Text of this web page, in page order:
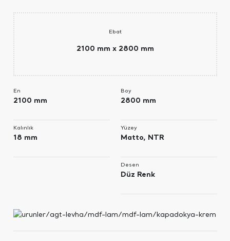
Ebat
2100 mm x 2800 mm
En
2100 mm
Kalınlık
18 mm
Boy
2800 mm
Yüzey
Matto, NTR
Desen
Düz Renk